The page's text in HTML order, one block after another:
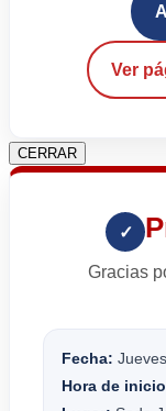
Ver
CERRAR
✓
Gracias
Fecha:
Hora de